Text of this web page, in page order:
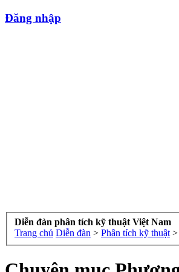
Đăng nhập
Diễn đàn phân tích kỹ thuật Việt Nam
Trang chủ Diễn đàn > Phân tích kỹ thuật >